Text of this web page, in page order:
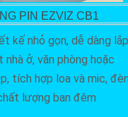
PIN EZVIZ CB1
kế nhỏ gọn, dễ dàng lắp
ở, văn phòng hoặc
tích hợp loa và mic,
lượng ban đêm